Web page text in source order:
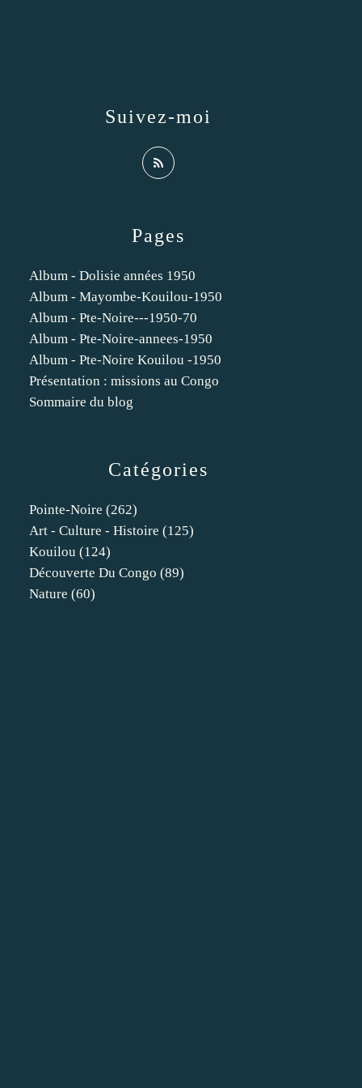
Catégories
Pointe-Noire (262)
Art - Culture - Histoire (125)
Kouilou (124)
Découverte Du Congo (89)
Nature (60)
Pages
Album - Dolisie années 1950
Album - Mayombe-Kouilou-1950
Album - Pte-Noire---1950-70
Album - Pte-Noire-annees-1950
Album - Pte-Noire Kouilou -1950
Présentation : missions au Congo
Sommaire du blog
Suivez-moi